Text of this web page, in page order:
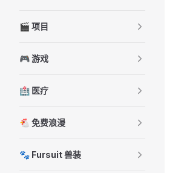
🎬 项目
🎮 游戏
🏥 医疗
🐔 免费浪漫
🐾 Fursuit 兽装